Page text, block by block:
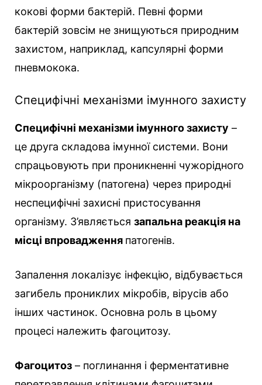
кокові форми бактерій. Певні форми
бактерій зовсім не знищуються природним
захистом, наприклад, капсулярні форми
пневмокока.
Специфічні механізми імунного захисту
Специфічні механізми імунного захисту –
це друга складова імунної системи. Вони
спрацьовують при проникненні чужорідного
мікроорганізму (патогена) через природні
неспецифічні захисні пристосування
організму. З’являється запальна реакція на
місці впровадження патогенів.
Запалення локалізує інфекцію, відбувається
загибель прониклих мікробів, вірусів або
інших частинок. Основна роль в цьому
процесі належить фагоцитозу.
Фагоцитоз – поглинання і ферментативне